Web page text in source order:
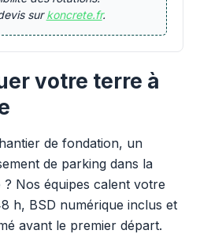
surkoncrete.fr.
votre terre à
de fondation, un
de parking dans la
Nos équipes calent votre
h, BSD numérique inclus et
avant le premier départ.